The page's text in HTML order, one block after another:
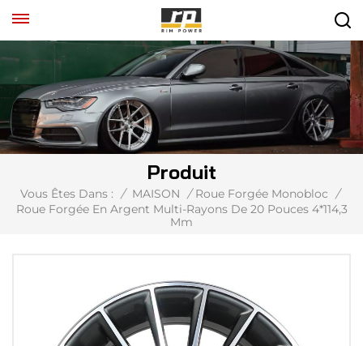
Produit
Vous Êtes Dans : / MAISON / Roue Forgée Monobloc /
Roue Forgée En Argent Multi-Rayons De 20 Pouces 4*114,3
Mm